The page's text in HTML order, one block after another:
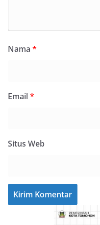
Nama *
Email*
Situs Web